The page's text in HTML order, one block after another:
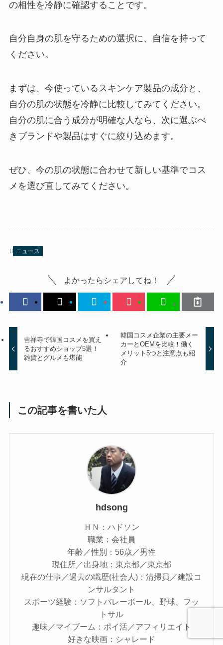
の相性を冷静に確認することです。
自分自身の肌を守るための選択に、自信を持って
ください。
まずは、今使っているスキンケア製品の成分と、
自分の肌の状態を冷静に比較してみてください。
自分の肌に合う成分が明確な人なら、次に選ぶべ
きブランドや製品はすぐに絞り込めます。
ぜひ、今の肌の状態に合わせて新しい基準でコス
メを選び直してみてください。
ニュース
よかったらシェアしてね！
吉祥寺で韓国コスメを買え
るおすすめショップ5選！
雑貨とグルメも堪能
韓国コスメ企業の主要メー
カーとOEMを比較！働く
メリット5つと注意点も紹
介
この記事を書いた人
hdsong
ＨＮ：ハドソン
職業：会社員
年齢／性別：56歳／男性
現住所／出身地：東京都／東京都
現在の仕事／過去の職歴(社会人)：清掃員／建設コ
ンサルタント
スポーツ経験：ソフトバレーボール、野球、フッ
トサル
趣味／マイブーム：ポイ活／アフィリエイト
好きな映画：シャレード